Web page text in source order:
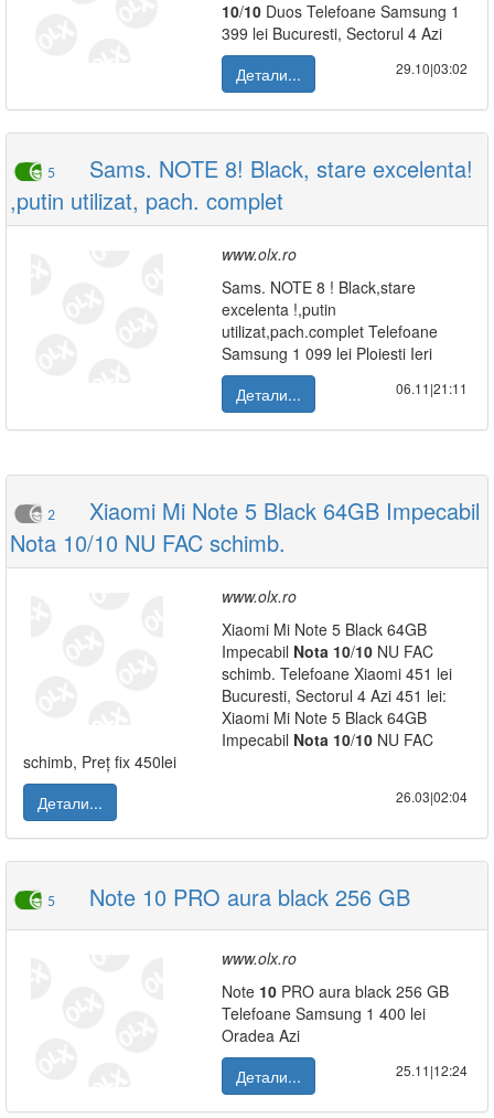
10/10 Duos Telefoane Samsung 1
399 lei Bucuresti, Sectorul 4 Azi
Детали...
29.10|03:02
5
Sams. NOTE 8! Black, stare excelenta!
,putin utilizat, pach. complet
www.olx.ro
Sams. NOTE 8 ! Black,stare
excelenta !,putin
utilizat,pach.complet Telefoane
Samsung 1 099 lei Ploiesti Ieri
Детали...
06.11|21:11
2
Xiaomi Mi Note 5 Black 64GB Impecabil
Nota 10/10 NU FAC schimb.
www.olx.ro
Xiaomi Mi Note 5 Black 64GB
Impecabil Nota 10/10 NU FAC
schimb. Telefoane Xiaomi 451 lei
Bucuresti, Sectorul 4 Azi 451 lei:
Xiaomi Mi Note 5 Black 64GB
Impecabil Nota 10/10 NU FAC
schimb, Preț fix 450lei
Детали...
26.03|02:04
5 Note 10 PRO aura black 256 GB
www.olx.ro
Note 10 PRO aura black 256 GB
Telefoane Samsung 1 400 lei
Oradea Azi
Детали...
25.11|12:24